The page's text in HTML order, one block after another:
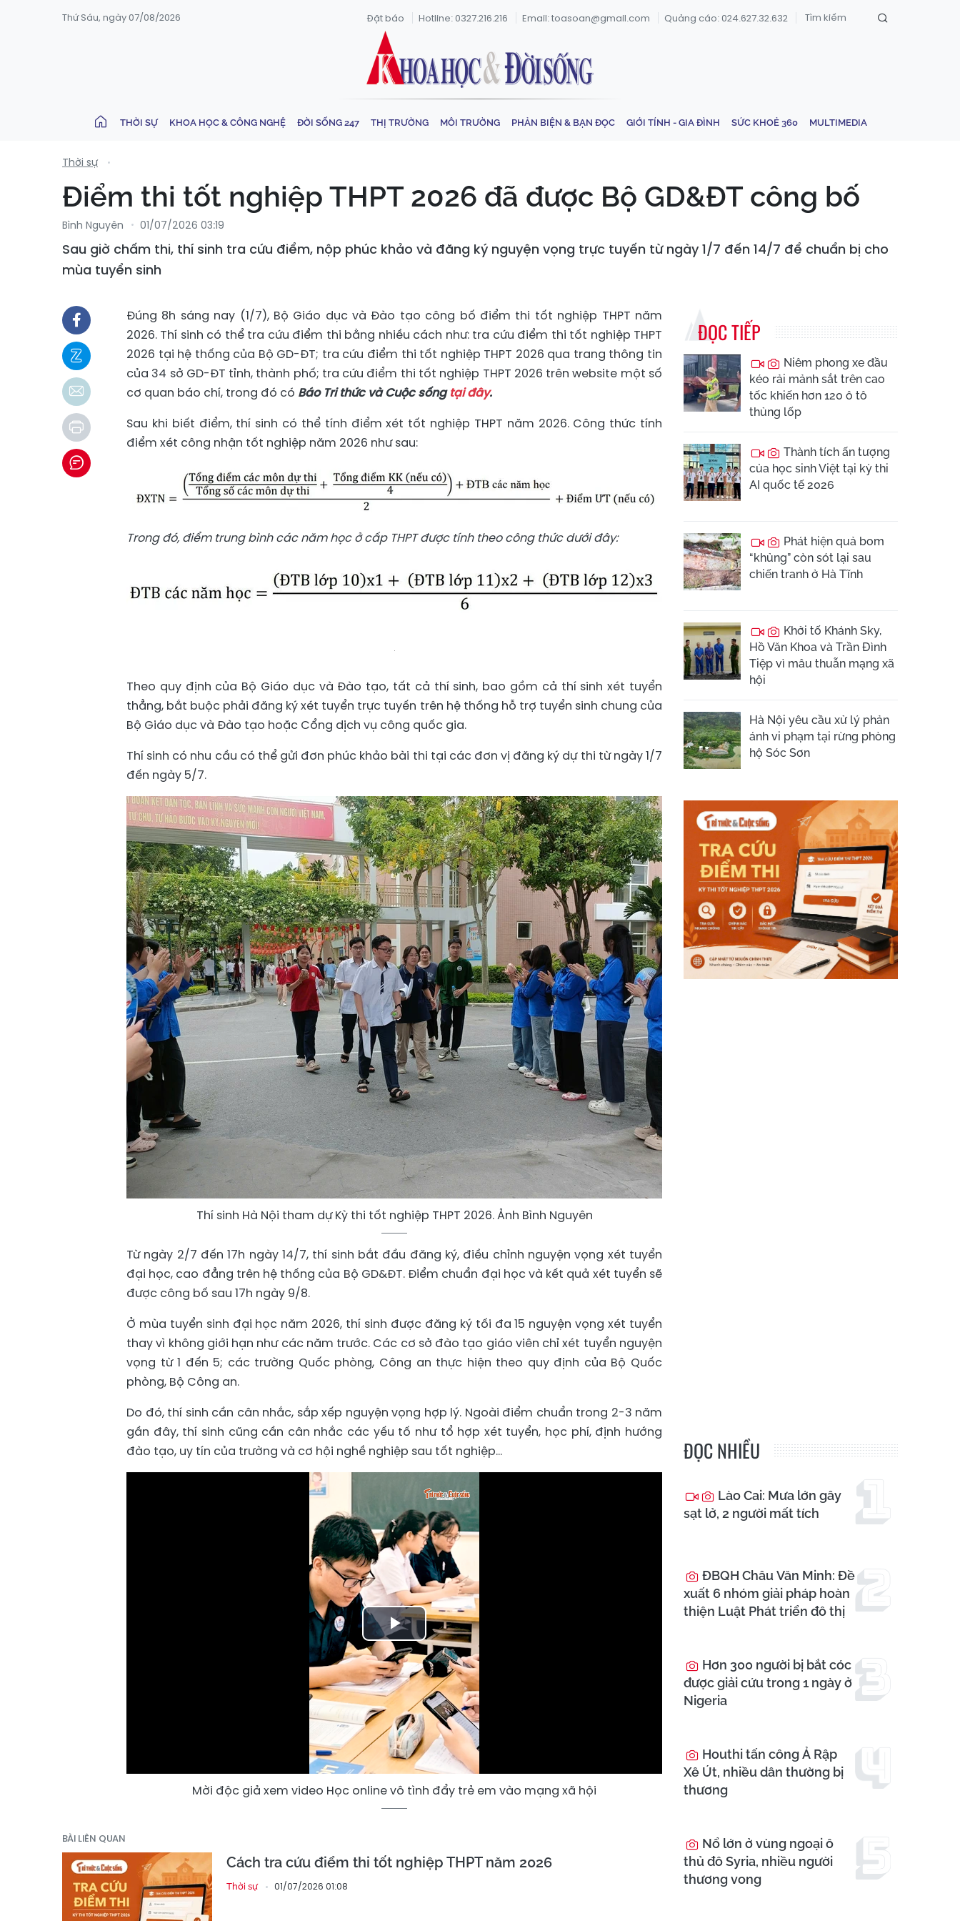
Thứ Sáu, ngày 07/08/2026 Đặt báo Hotline: 0327.216.216 Email: toasoan@gmail.com Quảng cáo: 024.627.32.632
THỜI SỰ KHOA HỌC & CÔNG NGHỆ ĐỜI SỐNG 247 THỊ TRƯỜNG MÔI TRƯỜNG PHẢN BIỆN & BẠN ĐỌC GIỚI TÍNH - GIA ĐÌNH SỨC KHOẺ 360 MULTIMEDIA
Thời sự
Điểm thi tốt nghiệp THPT 2026 đã được Bộ GD&ĐT công bố
Bình Nguyên 01/07/2026 03:19
Sau giờ chấm thi, thí sinh tra cứu điểm, nộp phúc khảo và đăng ký nguyện vọng trực tuyến từ ngày 1/7 đến 14/7 để chuẩn bị cho
mùa tuyển sinh
Đúng 8h sáng nay (1/7), Bộ Giáo dục và Đào tạo công bố điểm thi tốt nghiệp THPT năm
2026. Thí sinh có thể tra cứu điểm thi bằng nhiều cách như: tra cứu điểm thi tốt nghiệp THPT
2026 tại hệ thống của Bộ GD-ĐT; tra cứu điểm thi tốt nghiệp THPT 2026 qua trang thông tin
của 34 sở GD-ĐT tỉnh, thành phố; tra cứu điểm thi tốt nghiệp THPT 2026 trên website một số
cơ quan báo chí, trong đó có Báo Tri thức và Cuộc sốngtại đây.
Sau khi biết điểm, thí sinh có thể tính điểm xét tốt nghiệp THPT năm 2026. Công thức tính
điểm xét công nhận tốt nghiệp năm 2026 như sau:
Trong đó, điểm trung bình các năm học ở cấp THPT được tính theo công thức dưới đây:
Theo quy định của Bộ Giáo dục và Đào tạo, tất cả thí sinh, bao gồm cả thí sinh xét tuyển
thẳng, bắt buộc phải đăng ký xét tuyển trực tuyến trên hệ thống hỗ trợ tuyển sinh chung của
Bộ Giáo dục và Đào tạo hoặc Cổng dịch vụ công quốc gia.
Thí sinh có nhu cầu có thể gửi đơn phúc khảo bài thi tại các đơn vị đăng ký dự thi từ ngày 1/7
đến ngày 5/7.
Thí sinh Hà Nội tham dự Kỳ thi tốt nghiệp THPT 2026. Ảnh Bình Nguyên
Từ ngày 2/7 đến 17h ngày 14/7, thí sinh bắt đầu đăng ký, điều chỉnh nguyện vọng xét tuyển
đại học, cao đẳng trên hệ thống của Bộ GD&ĐT. Điểm chuẩn đại học và kết quả xét tuyển sẽ
được công bố sau 17h ngày 9/8.
Ở mùa tuyển sinh đại học năm 2026, thí sinh được đăng ký tối đa 15 nguyện vọng xét tuyển
thay vì không giới hạn như các năm trước. Các cơ sở đào tạo giáo viên chỉ xét tuyển nguyện
vọng từ 1 đến 5; các trường Quốc phòng, Công an thực hiện theo quy định của Bộ Quốc
phòng, Bộ Công an.
Do đó, thí sinh cần cân nhắc, sắp xếp nguyện vọng hợp lý. Ngoài điểm chuẩn trong 2-3 năm
gần đây, thí sinh cũng cần cân nhắc các yếu tố như tổ hợp xét tuyển, học phí, định hướng
đào tạo, uy tín của trường và cơ hội nghề nghiệp sau tốt nghiệp…
Play
Video
Mời độc giả xem video Học online vô tình đẩy trẻ em vào mạng xã hội
BÀI LIÊN QUAN
Cách tra cứu điểm thi tốt nghiệp THPT năm 2026
Thời sự 01/07/2026 01:08
ĐỌC TIẾP
Niêm phong xe đầu
kéo rải mảnh sắt trên cao
tốc khiến hơn 120 ô tô
thủng lốp
Thành tích ấn tượng
của học sinh Việt tại kỳ thi
AI quốc tế 2026
Phát hiện quả bom
“khủng” còn sót lại sau
chiến tranh ở Hà Tĩnh
Khởi tố Khánh Sky,
Hồ Văn Khoa và Trần Đình
Tiệp vì mâu thuẫn mạng xã
hội
Hà Nội yêu cầu xử lý phản
ánh vi phạm tại rừng phòng
hộ Sóc Sơn
ĐỌC NHIỀU
Lào Cai: Mưa lớn gây
sạt lở, 2 người mất tích
ĐBQH Châu Văn Minh: Đề
xuất 6 nhóm giải pháp hoàn
thiện Luật Phát triển đô thị
Hơn 300 người bị bắt cóc
được giải cứu trong 1 ngày ở
Nigeria
Houthi tấn công Ả Rập
Xê Út, nhiều dân thường bị
thương
Nổ lớn ở vùng ngoại ô
thủ đô Syria, nhiều người
thương vong